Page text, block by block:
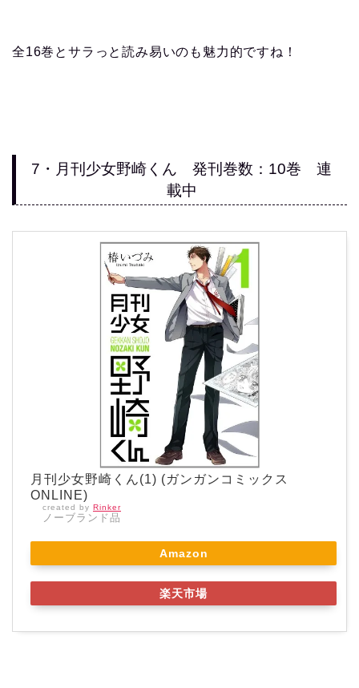
全16巻とサラっと読み易いのも魅力的ですね！
7・月刊少女野崎くん 発刊巻数：10巻 連
載中
月刊少女野崎くん(1) (ガンガンコミックス
ONLINE)
created by Rinker
ノーブランド品
Amazon
楽天市場